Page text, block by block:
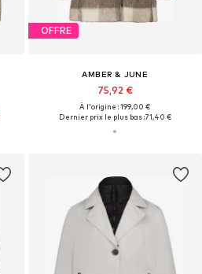
OFFRE
AMBER & JUNE
75,92 €
À l'origine : 199,00 €
Dernier prix le plus bas :71,40 €